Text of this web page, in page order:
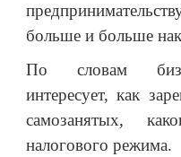
больше и больше
По словам
интересует, как
самозанятых,
налогового режима.